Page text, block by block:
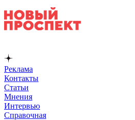
Реклама
Контакты
Статьи
Мнения
Интервью
Справочная